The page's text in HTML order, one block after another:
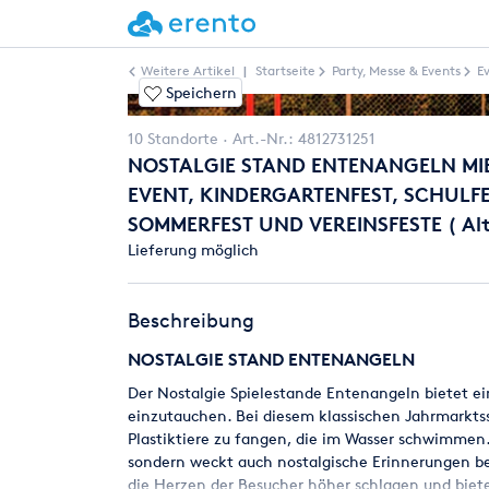
Weitere Artikel | Startseite Party, Messe & Events
Speichern
10 Standorte Art.-Nr.: 4812731251
NOSTALGIE STAND ENTENANGELN
EVENT, KINDERGARTENFEST,
SOMMERFEST UND VEREINSFESTE
Lieferung möglich
Beschreibung
NOSTALGIE STAND ENTENANGELN
Der Nostalgie Spielestande Entenangeln bietet
einzutauchen. Bei diesem klassischen
Plastiktiere zu fangen, die im Wasser
sondern weckt auch nostalgische Erinnerungen
die Herzen der Besucher höher schlagen und